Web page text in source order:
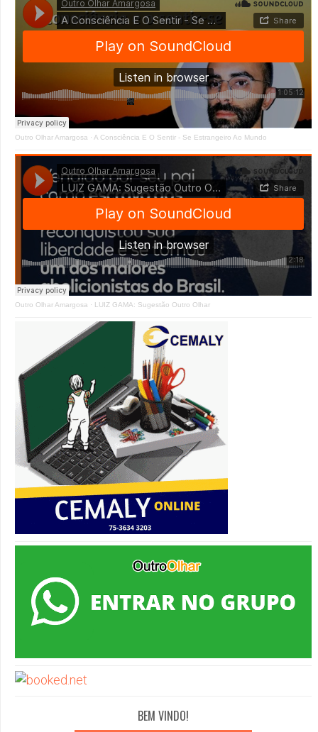
Outro Olhar Amargosa · A Consciência E O Sentir - Se Estrangeiro Ao Mundo
Outro Olhar Amargosa · LUIZ GAMA: Sugestão Outro Olhar
BEM VINDO!